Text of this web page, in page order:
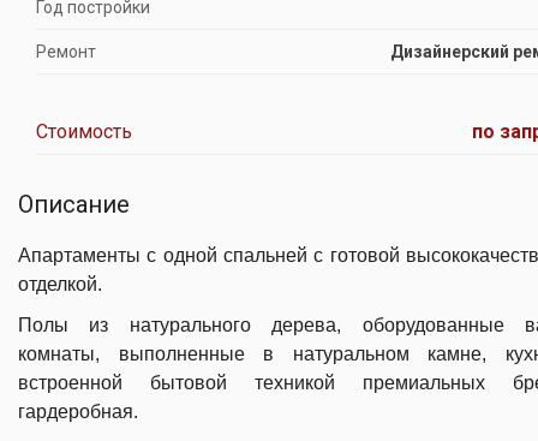
Год постройки
Ремонт Дизайнерский
Стоимость по
Описание
Апартаменты с одной спальней с готовой
отделкой.
Полы из натурального дерева, оборудованные
комнаты, выполненные в натуральном камне,
встроенной бытовой техникой премиальных
гардеробная.